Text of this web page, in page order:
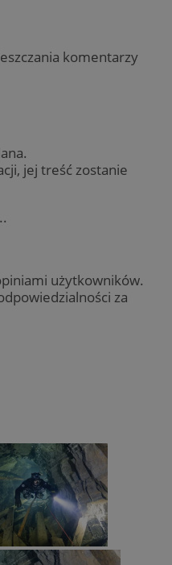
komentarzy
jej treść zostanie
użytkowników.
za